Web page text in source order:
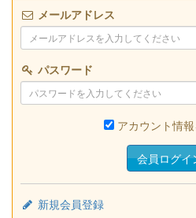
メールアドレス
パスワード
アカウント情
会員ログ
新規会員登録